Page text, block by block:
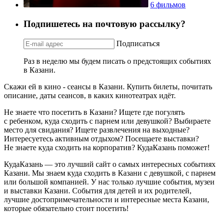
6 фильмов
Подпишетесь на почтовую рассылку?
Подписаться
Раз в неделю мы будем писать о предстоящих событиях
в Казани.
Скажи ей в кино - сеансы в Казани. Купить билеты, почитать
описание, даты сеансов, в каких кинотеатрах идёт.
Не знаете что посетить в Казани? Ищете где погулять
с ребенком, куда сходить с парнем или девушкой? Выбираете
место для свидания? Ищете развлечения на выходные?
Интересуетесь активным отдыхом? Посещаете выставки?
Не знаете куда сходить на корпоратив? КудаКазань поможет!
КудаКазань — это лучший сайт о самых интересных событиях
Казани. Мы знаем куда сходить в Казани с девушкой, с парнем
или большой компанией. У нас только лучшие события, музеи
и выставки Казани. События для детей и их родителей,
лучшие достопримечательности и интересные места Казани,
которые обязательно стоит посетить!